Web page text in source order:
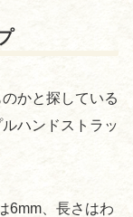
かと探している
ハンドストラッ
6mm、長さはわ